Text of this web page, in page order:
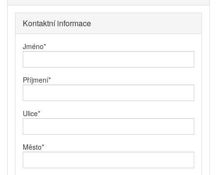
Kontaktní informace
Jméno*
Příjmení*
Ulice*
Město*